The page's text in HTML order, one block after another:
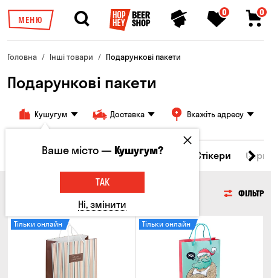
МЕНЮ
0 0
Головна Інші товари Подарункові пакети
Подарункові пакети
Кушугум Доставка Вкажіть адресу
Брелоки Подарункові пакети Стікери
ПОДАРУНКОВІ ПАКЕТИ ФІЛЬТР
Тільки онлайн Тільки онлайн
Ваше місто —Кушугум?
ТАК
Ні, змінити